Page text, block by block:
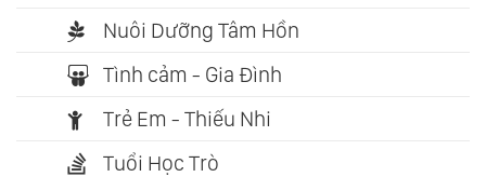
Nuôi Dưỡng Tâm Hồn
Tình cảm - Gia Đình
Trẻ Em - Thiếu Nhi
Tuổi Học Trò